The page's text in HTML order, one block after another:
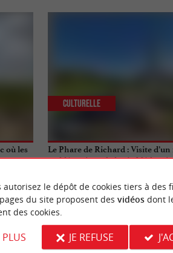
où les
Le Phare de Richard : Visite
emblématique de la vie
11,8 km - Jau-Dignac-et-Loirac
Culturelle
le dépôt de cookies tiers à des
du site proposent des vidéosdont
des cookies.
PLUS JE REFUSE